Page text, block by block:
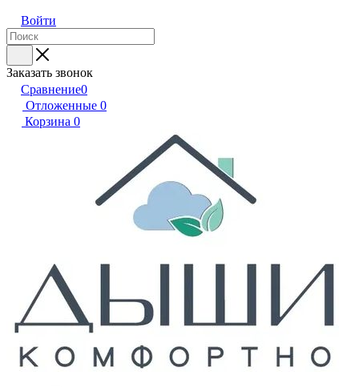
Войти
Заказать звонок
Сравнение0
Отложенные 0
Корзина 0